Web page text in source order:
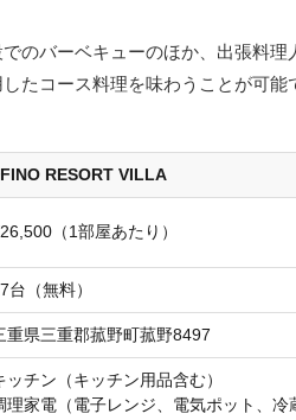
のバーベキューのほか、出張料理
たコース料理を味わうことが可能
RESORT VILLA
（1部屋あたり）
台（無料）
重県三重郡菰野町菰野8497
ッチン（キッチン用品含む）
理家電（電子レンジ、電気ポット、冷